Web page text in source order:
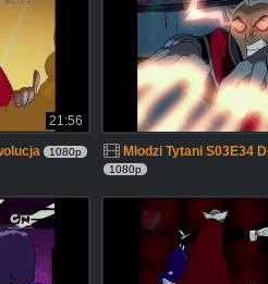
21:56
1080p
Młodzi Tytani S03E34
1080p